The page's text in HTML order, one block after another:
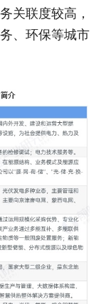
关联度较高，
、环保等城市